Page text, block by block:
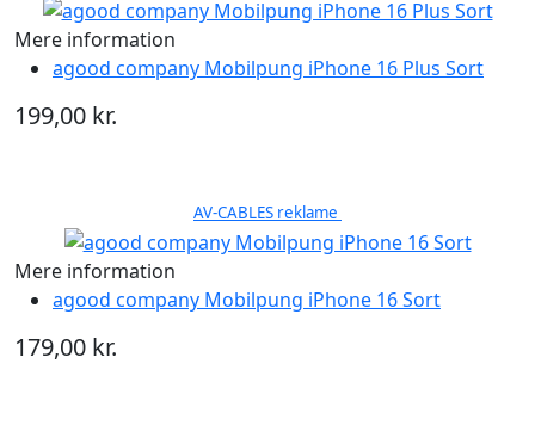
Mere information
agood company Mobilpung iPhone 16 Plus Sort
199,00 kr.
AV-CABLES reklame
Mere information
agood company Mobilpung iPhone 16 Sort
179,00 kr.